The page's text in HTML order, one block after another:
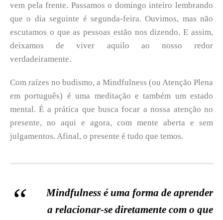
vem pela frente. Passamos o domingo inteiro lembrando
que o dia seguinte é segunda-feira. Ouvimos, mas não
escutamos o que as pessoas estão nos dizendo. E assim,
deixamos de viver aquilo ao nosso redor
verdadeiramente.
Com raízes no budismo, a Mindfulness (ou Atenção Plena
em português) é uma meditação e também um estado
mental. É a prática que busca focar a nossa atenção no
presente, no aqui e agora, com mente aberta e sem
julgamentos. Afinal, o presente é tudo que temos.
Mindfulness é uma forma de aprender
a relacionar-se diretamente com o que